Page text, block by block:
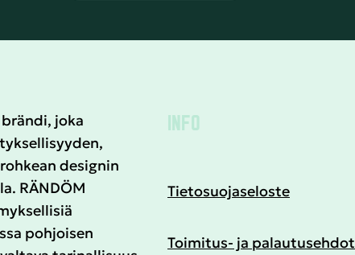
joka
designin
RÄNDÖM
pohjoisen
INFO
Tietosuojaseloste
Toimitus- ja palautusehdot